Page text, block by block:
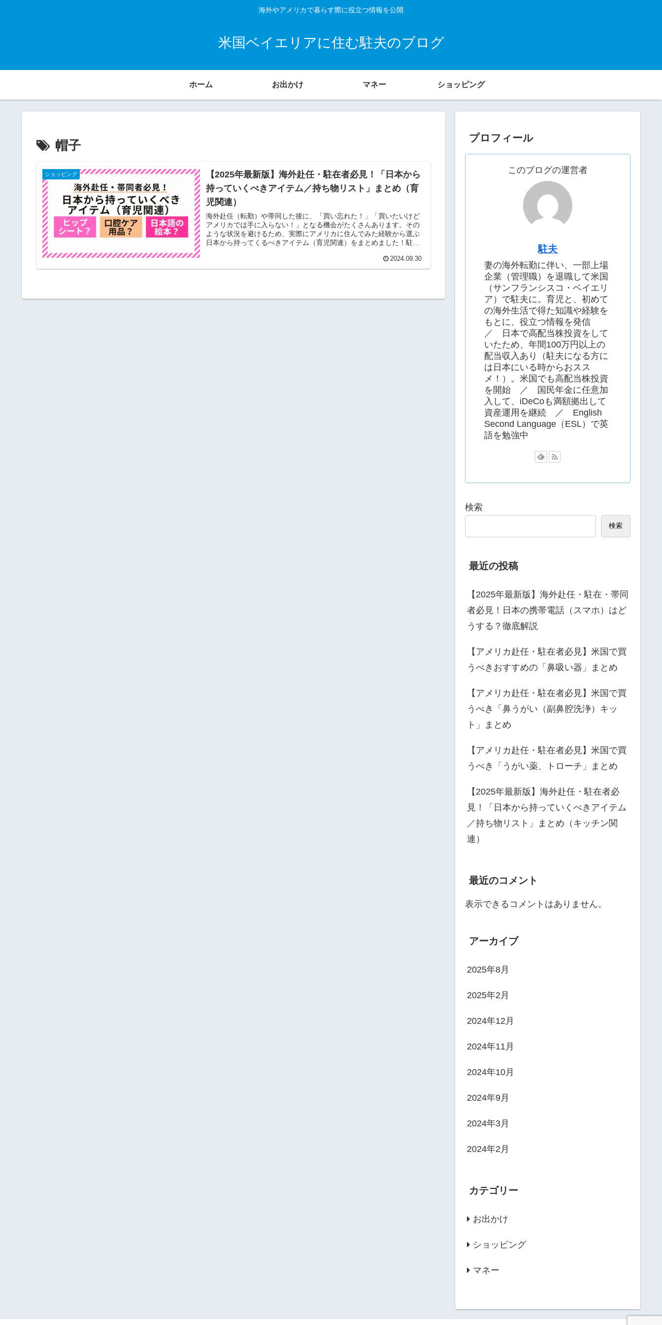
海外やアメリカで暮らす際に役立つ情報を公開
米国ベイエリアに住む駐夫のブログ
ホーム お出かけ マネー ショッピング
帽子
ショッピング
【2025年最新版】海外赴任・駐在者必見！「日本から
持っていくべきアイテム／持ち物リスト」まとめ（育
児関連）
海外赴任（転勤）や帯同した後に、「買い忘れた！」「買いたいけど
アメリカでは手に入らない！」となる機会がたくさんあります。その
ような状況を避けるため、実際にアメリカに住んでみた経験から選ぶ
日本から持ってくるべきアイテム（育児関連）をまとめました！駐在
2024.09.30
プロフィール
このブログの運営者
駐夫
妻の海外転勤に伴い、一部上場
企業（管理職）を退職して米国
（サンフランシスコ・ベイエリ
ア）で駐夫に。育児と、初めて
の海外生活で得た知識や経験を
もとに、役立つ情報を発信
／ 日本で高配当株投資をして
いたため、年間100万円以上の
配当収入あり（駐夫になる方に
は日本にいる時からおスス
メ！）。米国でも高配当株投資
を開始 ／ 国民年金に任意加
入して、iDeCoも満額拠出して
資産運用を継続 ／ English
Second Language（ESL）で英
語を勉強中
検索
検索
最近の投稿
【2025年最新版】海外赴任・駐在・帯同
者必見！日本の携帯電話（スマホ）はど
うする？徹底解説
【アメリカ赴任・駐在者必見】米国で買
うべきおすすめの「鼻吸い器」まとめ
【アメリカ赴任・駐在者必見】米国で買
うべき「鼻うがい（副鼻腔洗浄）キッ
ト」まとめ
【アメリカ赴任・駐在者必見】米国で買
うべき「うがい薬、トローチ」まとめ
【2025年最新版】海外赴任・駐在者必
見！「日本から持っていくべきアイテム
／持ち物リスト」まとめ（キッチン関
連）
最近のコメント
表示できるコメントはありません。
アーカイブ
2025年8月
2025年2月
2024年12月
2024年11月
2024年10月
2024年9月
2024年3月
2024年2月
カテゴリー
お出かけ
ショッピング
マネー